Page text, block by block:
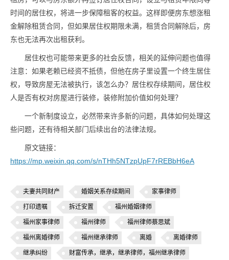
时间的居住权，将进一步保障租客的权益。这样即便房东想涨租
金解除租赁合同，但如果居住权期限未满，租赁合同解除后，房
东也无法再次出租获利。
居住权也可能带来更多的社会反馈，相关的延伸问题也值得
注意：如果老赖已经资不抵债，但他在房子里设置一个终生居住
权，导致房屋无法被执行，该怎么办？居住权存续期间，居住权
人是否有权对房屋进行装修，装修附加价值如何处理？
一个新制度设立，必然带来许多新的问题，具体如何处理这
些问题，还有待相关部门后续出台的法律法规。
原文链接：
https://mp.weixin.qq.com/s/nTHh5NTzpUpF7rREBbH6eA
夫妻共同财产 婚姻关系存续期间 家事律师
打印遗嘱 拆迁安置 福州婚姻律师
福州家事律师 福州律师 福州律师蔡思斌
福州离婚律师 福州继承律师 离婚 离婚律师
继承纠纷 财富传承，继承，继承律师，福州继承律师